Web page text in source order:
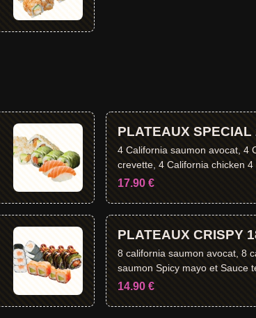
PLATEAUX
4 California saumon avocat, 4 California thon cuit, 4 California
crevette, 4 California
17.90 €
PLATEAUX CRISPY
8 california saumon avocat, 8 california chicken avocat, 2 sushi
saumon Spicy mayo et Sauce
14.90 €